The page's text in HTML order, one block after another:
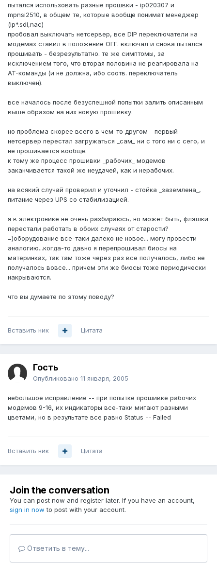
пытался использовать разные прошвки - ip020307 и
mpnsi2510, в общем те, которые вообще понимат менеджер
(ip*.sdl,nac)
пробовал выключать нетсервер, все DIP переключатели на
модемах ставил в положение OFF. включал и снова пытался
прошивать - безрезультатно. те же симптомы, за
исключением того, что вторая половина не реагировала на
AT-команды (и не должна, ибо соотв. переключатель
выключен).
все началось после безуспешной попытки залить описанным
выше образом на них новую прошивку.
но проблема скорее всего в чем-то другом - первый
нетсервер перестал загружаться _сам_ ни с того ни с сего, и
не прошивается вообще.
к тому же процесс прошивки _рабочих_ модемов
заканчивается такой же неудачей, как и нерабочих.
на всякий случай проверил и уточнил - стойка _заземлена_,
питание через UPS со стабилизацией.
я в электронике не очень разбираюсь, но может быть, флэшки
перестали работать в обоих случаях от старости?
=)оборудование все-таки далеко не новое... могу провести
аналогию...когда-то давно я перепрошивал биосы на
материнках, так там тоже через раз все получалось, либо не
получалось вовсе... причем эти же биосы тоже периодически
накрываются.
что вы думаете по этому поводу?
Вставить ник Цитата
Гость
Опубликовано 11 января, 2005
небольшое исправление -- при попытке прошивке рабочих
модемов 9-16, их индикаторы все-таки мигают разными
цветами, но в результате все равно Status -- Failed
Вставить ник Цитата
Join the conversation
You can post now and register later. If you have an account,
sign in now to post with your account.
Ответить в тему...